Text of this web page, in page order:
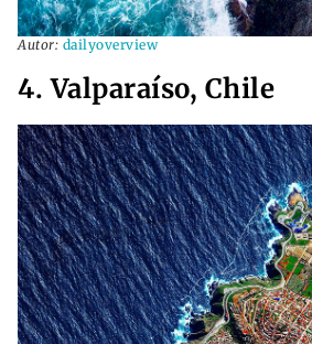
Autor: dailyoverview
4. Valparaíso, Chile